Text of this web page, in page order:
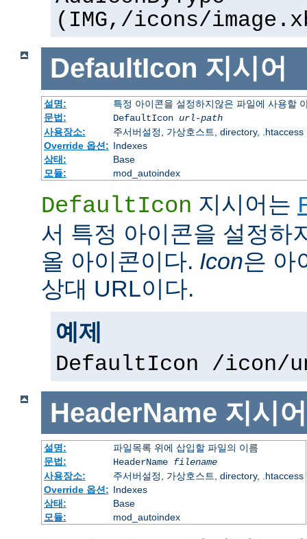
(IMG,/icons/
DefaultIcon 지시어
설명:
특정 아이콘을 설정하지않은 파일에 사용할
문법:
DefaultIcon url-path
사용장소:
주서버설정, 가상호스트, directory, .htaccess
Override 옵션: Indexes
상태:
Base
모듈:
mod_autoindex
DefaultIcon 지시어는
서 특정 아이콘을 설정하
올 아이콘이다. Icon은 아
상대 URL이다.
예제
DefaultIcon /icon/
HeaderName 지시어
설명:
파일목록 위에 삽입할 파일의 이름
문법:
HeaderName filename
사용장소:
주서버설정, 가상호스트, directory, .htaccess
Override 옵션: Indexes
상태:
Base
모듈:
mod_autoindex